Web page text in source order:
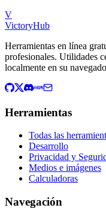
V
VictoryHub
Herramientas en línea
profesionales. Utilidades
localmente en su
Herramientas
Todas las
Desarrollo
Privacidad y
Medios e imágenes
Calculadoras
Navegación